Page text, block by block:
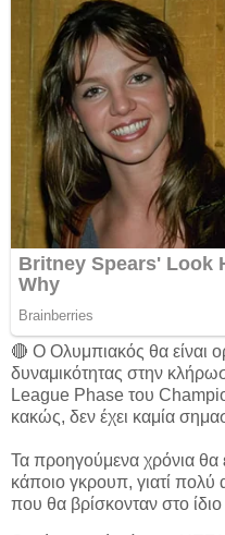
🔴 Ο Ολυμπιακός θα είναι
δυναμικότητας στην
League Phase του
κακώς, δεν έχει καμία
Τα προηγούμενα χρόνια θα
κάποιο γκρουπ, γιατί πολύ
που θα βρίσκονταν στο